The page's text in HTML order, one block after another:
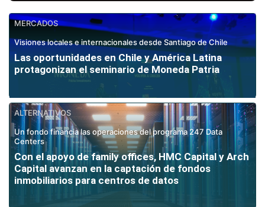
MERCADOS
Visiones locales e internacionales desde Santiago de Chile
Las oportunidades en Chile y América Latina
protagonizan el seminario de Moneda Patria
ALTERNATIVOS
Un fondo financia las operaciones del programa 247 Data
Centers
Con el apoyo de family offices, HMC Capital y Arch
Capital avanzan en la captación de fondos
inmobiliarios para centros de datos